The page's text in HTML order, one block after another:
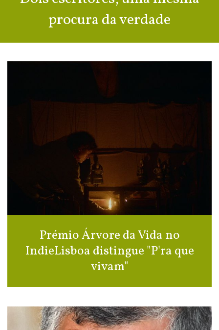
procura da verdade
Prémio Árvore da Vida no
IndieLisboa distingue "P'ra que
vivam"